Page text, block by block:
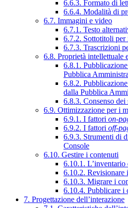
6.6.3. Formato di
6.6.4. Modalità di
6.7. Immagini e video
6.7.1. Testo
6.7.2. Sottotitoli per
6.7.3. Trascrizioni
6.8. Proprietà intellettuale
6.8.1.
Pubblica
6.8.2.
dalla Pubblica
6.8.3. Consenso
6.9. Ottimizzazione per i
6.9.1. I fattori on-
6.9.2. I fattori off-
6.9.3. Strumenti di
Console
6.10. Gestire i contenuti
6.10.1. L’inventario
6.10.2. Revisionare
6.10.3. Migrare i
6.10.4. Pubblicare i
7. Progettazione dell’interazione